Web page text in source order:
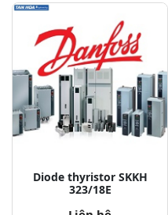
Diode thyristor SKKH
323/18E